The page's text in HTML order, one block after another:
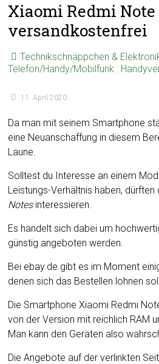
Xiaomi Redmi
versandkostenfrei
Technikschnäppchen &
Telefon/Handy/Mobilfunk :
11. April 2020
Da man mit seinem Smartphone
eine Neuanschaffung in diesem
Laune.
Solltest du Interesse an einem
Leistungs-Verhältnis haben,
Notesinteressieren.
Es handelt sich dabei um
günstig angeboten werden.
Bei ebay.de gibt es im Moment
denen sich das Bestellen lohnen
Die Smartphone Xiaomi Redmi
von der Version mit reichlich RAM
Man kann den Geräten also
Die Angebote auf der verlinkten